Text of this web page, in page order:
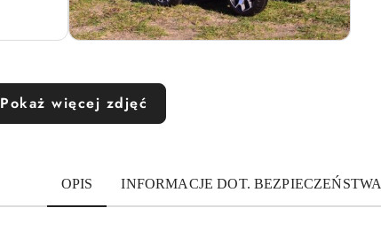
Pokaż więcej zdjęć
OPIS INFORMACJE DOT. BEZPIECZEŃSTWA